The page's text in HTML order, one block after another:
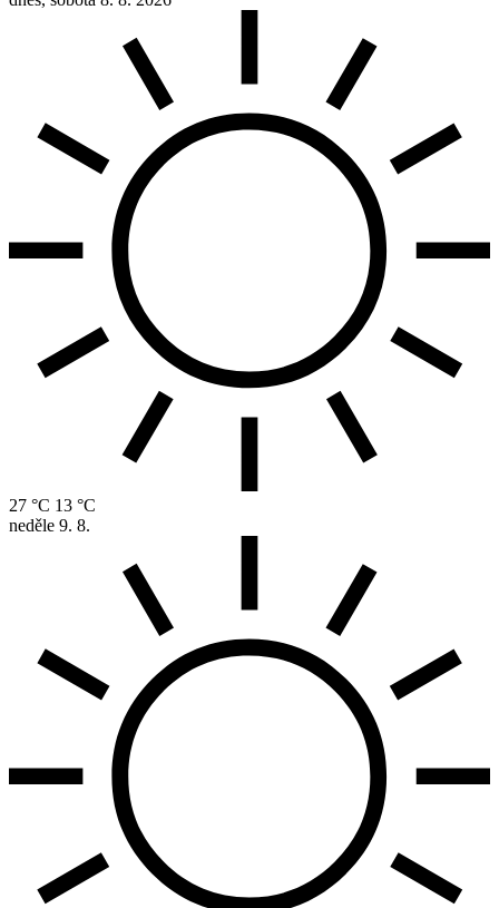
27 °C 13 °C
neděle 9. 8.